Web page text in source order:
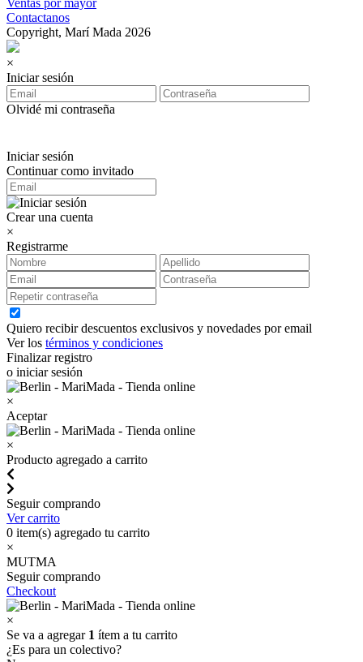
Ventas por mayor
Contactanos
Copyright, Marí Mada 2026
×
Iniciar sesión
Olvidé mi contraseña
Iniciar sesión
Continuar como invitado
Crear una cuenta
×
Registrarme
Quiero recibir descuentos exclusivos y novedades por email
Ver los términos y condiciones
Finalizar registro
o iniciar sesión
×
Aceptar
×
Producto agregado a carrito
Seguir comprando
Ver carrito
0 item(s) agregado tu carrito
×
MUTMA
Seguir comprando
Checkout
×
Se va a agregar 1 ítem a tu carrito
¿Es para un colectivo?